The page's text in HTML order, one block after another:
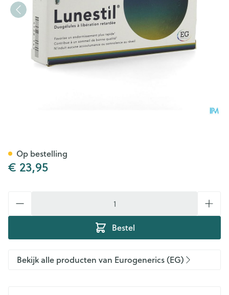
€ 23,95
Bestel
Op bestelling
Bekijk alle producten van Eurogenerics (EG)